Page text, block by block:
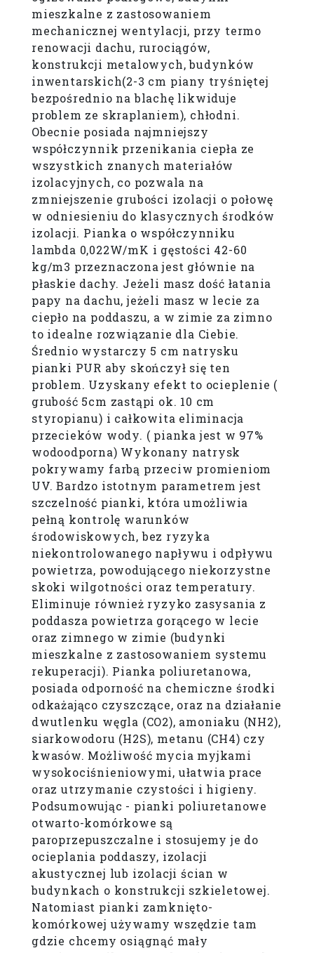
mieszkalne z zastosowaniem
mechanicznej wentylacji, przy termo
renowacji dachu, rurociągów,
konstrukcji metalowych, budynków
inwentarskich(2-3 cm piany tryśniętej
bezpośrednio na blachę likwiduje
problem ze skraplaniem), chłodni.
Obecnie posiada najmniejszy
współczynnik przenikania ciepła ze
wszystkich znanych materiałów
izolacyjnych, co pozwala na
zmniejszenie grubości izolacji o połowę
w odniesieniu do klasycznych środków
izolacji. Pianka o współczynniku
lambda 0,022W/mK i gęstości 42-60
kg/m3 przeznaczona jest głównie na
płaskie dachy. Jeżeli masz dość łatania
papy na dachu, jeżeli masz w lecie za
ciepło na poddaszu, a w zimie za zimno
to idealne rozwiązanie dla Ciebie.
Średnio wystarczy 5 cm natrysku
pianki PUR aby skończył się ten
problem. Uzyskany efekt to ocieplenie (
grubość 5cm zastąpi ok. 10 cm
styropianu) i całkowita eliminacja
przecieków wody. ( pianka jest w 97%
wodoodporna) Wykonany natrysk
pokrywamy farbą przeciw promieniom
UV. Bardzo istotnym parametrem jest
szczelność pianki, która umożliwia
pełną kontrolę warunków
środowiskowych, bez ryzyka
niekontrolowanego napływu i odpływu
powietrza, powodującego niekorzystne
skoki wilgotności oraz temperatury.
Eliminuje również ryzyko zasysania z
poddasza powietrza gorącego w lecie
oraz zimnego w zimie (budynki
mieszkalne z zastosowaniem systemu
rekuperacji). Pianka poliuretanowa,
posiada odporność na chemiczne środki
odkażająco czyszczące, oraz na działanie
dwutlenku węgla (CO2), amoniaku (NH2),
siarkowodoru (H2S), metanu (CH4) czy
kwasów. Możliwość mycia myjkami
wysokociśnieniowymi, ułatwia prace
oraz utrzymanie czystości i higieny.
Podsumowując - pianki poliuretanowe
otwarto-komórkowe są
paroprzepuszczalne i stosujemy je do
ocieplania poddaszy, izolacji
akustycznej lub izolacji ścian w
budynkach o konstrukcji szkieletowej.
Natomiast pianki zamknięto-
komórkowej używamy wszędzie tam
gdzie chcemy osiągnąć mały